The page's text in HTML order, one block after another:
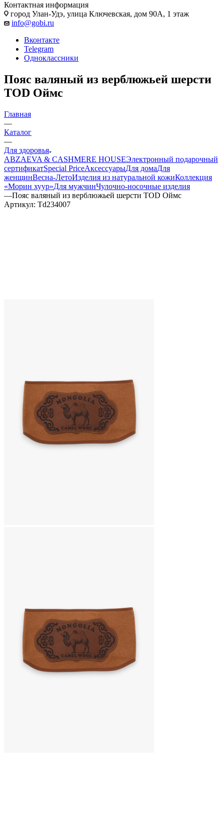
Контактная информация
город Улан-Удэ, улица Ключевская, дом 90А, 1 этаж
info@gobi.ru
Вконтакте
Telegram
Одноклассники
Пояс валяный из верблюжьей шерсти
TOD Оймс
Главная
—
Каталог
—
Для здоровья
ABZAEVA & CASHMERE HOUSEЭлектронный подарочный
сертификатSpecial PriceАксессуарыДля домаДля
женщинВесна-ЛетоИзделия из натуральной кожиКоллекция
«Морин хуур»Для мужчинЧулочно-носочные изделия
—Пояс валяный из верблюжьей шерсти TOD Оймс
Артикул: Td234007